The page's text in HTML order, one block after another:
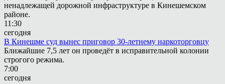
ненадлежащей дорожной инфраструктуре в Кинешемском
районе.
11:30
сегодня
В Кинешме суд вынес приговор 30-летнему наркоторговцу
Ближайшие 7,5 лет он проведёт в исправительной колонии
строгого режима.
7:00
сегодня